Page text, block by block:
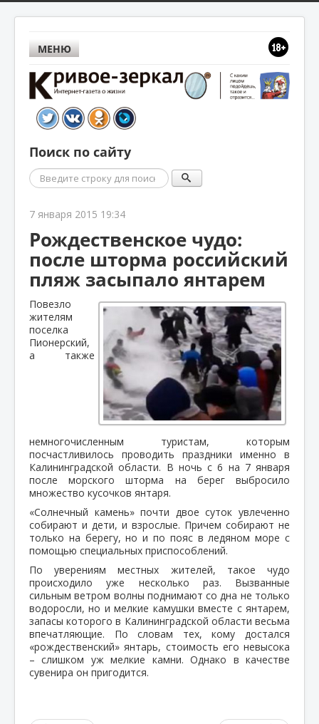
МЕНЮ
Поиск по сайту
Поиск
7 января 2015 19:34
Рождественское чудо:
после шторма российский
пляж засыпало янтарем
Повезло
жителям
поселка
Пионерский,
а также
немногочисленным туристам, которым
посчастливилось проводить праздники именно в
Калининградской области. В ночь с 6 на 7 января
после морского шторма на берег выбросило
множество кусочков янтаря.
«Солнечный камень» почти двое суток увлеченно
собирают и дети, и взрослые. Причем собирают не
только на берегу, но и по пояс в ледяном море с
помощью специальных приспособлений.
По уверениям местных жителей, такое чудо
происходило уже несколько раз. Вызванные
сильным ветром волны поднимают со дна не только
водоросли, но и мелкие камушки вместе с янтарем,
запасы которого в Калининградской области весьма
впечатляющие. По словам тех, кому достался
«рождественский» янтарь, стоимость его невысока
– слишком уж мелкие камни. Однако в качестве
сувенира он пригодится.